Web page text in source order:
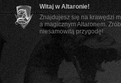
Witaj w Altaronie!
Znajdujesz się na krawędzi
a magicznym Altaronem.
niesamowitą przygodę!